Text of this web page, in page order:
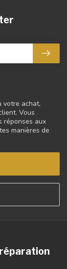
votre achat,
Vous
réponses aux
manières de